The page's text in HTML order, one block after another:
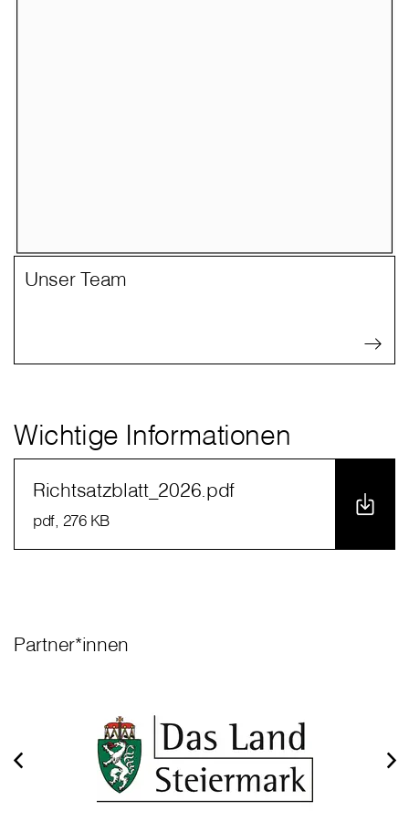
Unser Team
Wichtige Informationen
Richtsatzblatt_2026.pdf
pdf, 276 KB
Partner*innen